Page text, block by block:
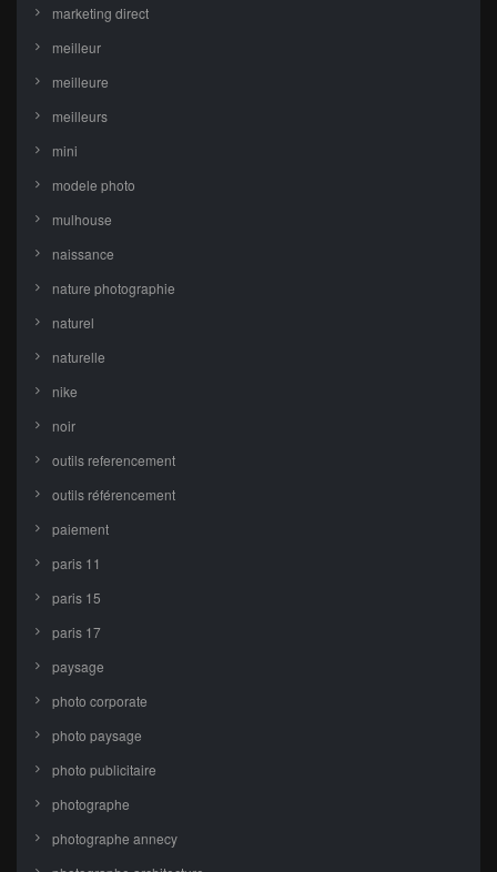
marketing direct
meilleur
meilleure
meilleurs
mini
modele photo
mulhouse
naissance
nature photographie
naturel
naturelle
nike
noir
outils referencement
outils référencement
paiement
paris 11
paris 15
paris 17
paysage
photo corporate
photo paysage
photo publicitaire
photographe
photographe annecy